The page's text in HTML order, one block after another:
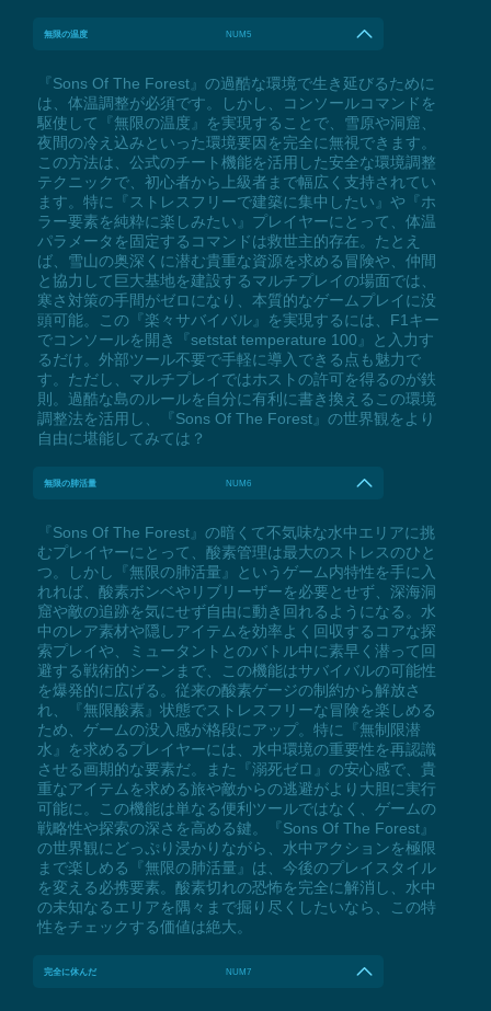
無限の温度 NUM5
『Sons Of The Forest』の過酷な環境で生き延びるために
は、体温調整が必須です。しかし、コンソールコマンドを
駆使して『無限の温度』を実現することで、雪原や洞窟、
夜間の冷え込みといった環境要因を完全に無視できます。
この方法は、公式のチート機能を活用した安全な環境調整
テクニックで、初心者から上級者まで幅広く支持されてい
ます。特に『ストレスフリーで建築に集中したい』や『ホ
ラー要素を純粋に楽しみたい』プレイヤーにとって、体温
パラメータを固定するコマンドは救世主的存在。たとえ
ば、雪山の奥深くに潜む貴重な資源を求める冒険や、仲間
と協力して巨大基地を建設するマルチプレイの場面では、
寒さ対策の手間がゼロになり、本質的なゲームプレイに没
頭可能。この『楽々サバイバル』を実現するには、F1キー
でコンソールを開き『setstat temperature 100』と入力す
るだけ。外部ツール不要で手軽に導入できる点も魅力で
す。ただし、マルチプレイではホストの許可を得るのが鉄
則。過酷な島のルールを自分に有利に書き換えるこの環境
調整法を活用し、『Sons Of The Forest』の世界観をより
自由に堪能してみては？
無限の肺活量 NUM6
『Sons Of The Forest』の暗くて不気味な水中エリアに挑
むプレイヤーにとって、酸素管理は最大のストレスのひと
つ。しかし『無限の肺活量』というゲーム内特性を手に入
れれば、酸素ボンベやリブリーザーを必要とせず、深海洞
窟や敵の追跡を気にせず自由に動き回れるようになる。水
中のレア素材や隠しアイテムを効率よく回収するコアな探
索プレイや、ミュータントとのバトル中に素早く潜って回
避する戦術的シーンまで、この機能はサバイバルの可能性
を爆発的に広げる。従来の酸素ゲージの制約から解放さ
れ、『無限酸素』状態でストレスフリーな冒険を楽しめる
ため、ゲームの没入感が格段にアップ。特に『無制限潜
水』を求めるプレイヤーには、水中環境の重要性を再認識
させる画期的な要素だ。また『溺死ゼロ』の安心感で、貴
重なアイテムを求める旅や敵からの逃避がより大胆に実行
可能に。この機能は単なる便利ツールではなく、ゲームの
戦略性や探索の深さを高める鍵。『Sons Of The Forest』
の世界観にどっぷり浸かりながら、水中アクションを極限
まで楽しめる『無限の肺活量』は、今後のプレイスタイル
を変える必携要素。酸素切れの恐怖を完全に解消し、水中
の未知なるエリアを隅々まで掘り尽くしたいなら、この特
性をチェックする価値は絶大。
完全に休んだ NUM7